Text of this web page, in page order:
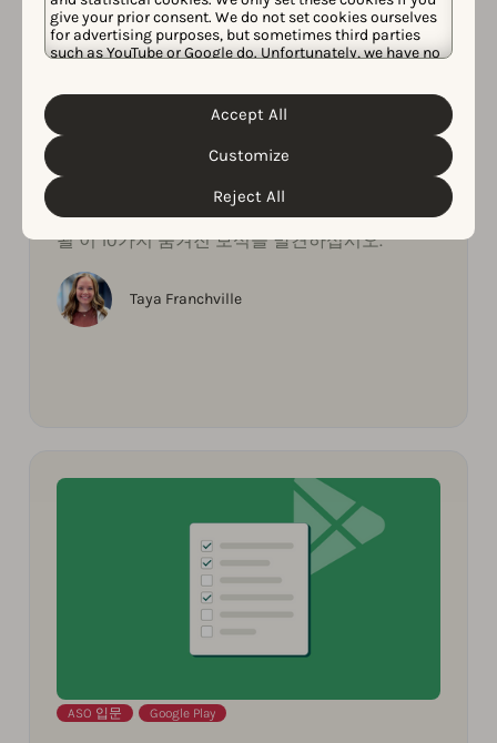
give your prior consent. We do not set cookies ourselves
for advertising purposes, but sometimes third parties
such as YouTube or Google do. Unfortunately, we have no
personal data and the different cookies we use, please
Cookie Policy&Privacy Policy
customize your cookie settings and preferences by
clicking the “Customize” button.
Reject All
Customize
Accept All
2024년 04월 22일
AppTweak에서 ASO를 강화할 10가지
숨겨진 보석을 발견하십시오.
AppTweak에서 귀하의 ASO를 강화하는 데 도움이
될 이 10가지 숨겨진 보석을 발견하십시오.
Taya Franchville
ASO 입문 Google Play